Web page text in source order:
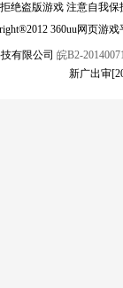
绝盗版游戏 注意自我
360uu网页游
有限公司 皖B2-
新广出审